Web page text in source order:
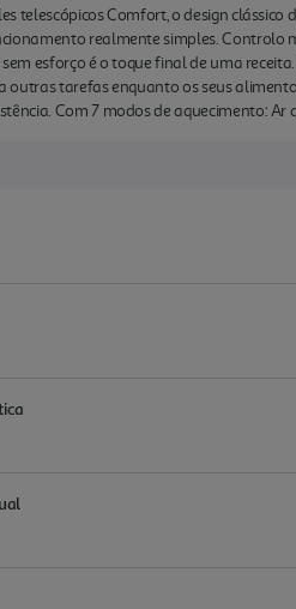
telescópicos Comfort, o design
realmente simples. Controlo
esforço é o toque final de uma
outras tarefas enquanto os seus
Com 7 modos de aquecimento: